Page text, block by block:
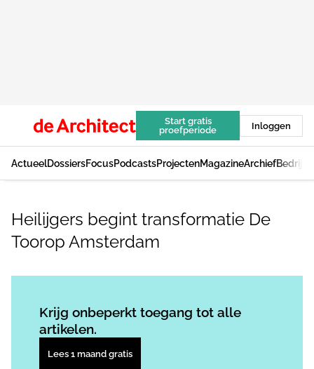
Start gratis
proefperiode
Inloggen
ActueelDossiersFocusPodcastsProjectenMagazineArchief
Heilijgers begint transformatie De
Toorop Amsterdam
Krijg onbeperkt toegang tot alle
artikelen.
Lees 1 maand gratis